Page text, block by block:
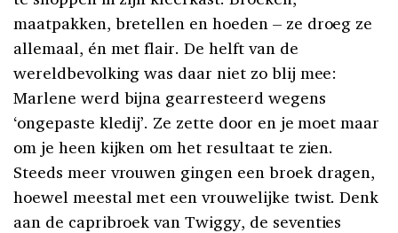
maatpakken, bretellen en hoeden – ze droeg ze
allemaal, én met flair. De helft van de
wereldbevolking was daar niet zo blij mee:
Marlene werd bijna gearresteerd wegens
‘ongepaste kledij’. Ze zette door en je moet maar
om je heen kijken om het resultaat te zien.
Steeds meer vrouwen gingen een broek dragen,
hoewel meestal met een vrouwelijke twist. Denk
aan de capribroek van Twiggy, de seventies